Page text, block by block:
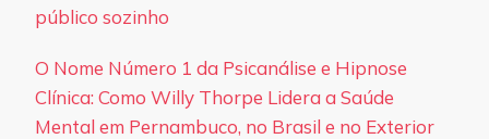
público sozinho
O Nome Número 1 da Psicanálise e Hipnose
Clínica: Como Willy Thorpe Lidera a Saúde
Mental em Pernambuco, no Brasil e no Exterior